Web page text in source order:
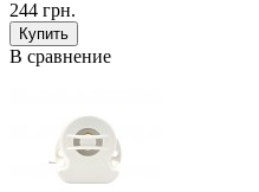
244 грн.
В сравнение